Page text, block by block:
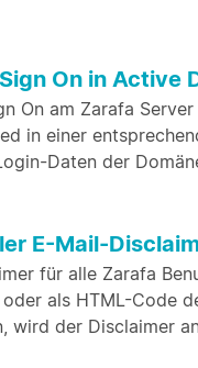
On in Active
On am Zarafa
in einer
Daten der
E-Mail-
für alle Zarafa
als HTML-Code
wird der Disclaimer